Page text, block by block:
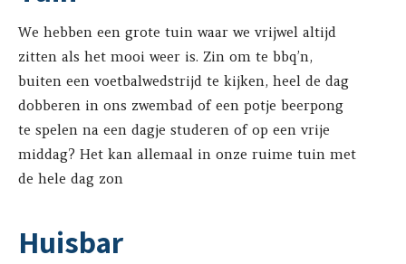
We hebben een grote tuin waar we vrijwel altijd
zitten als het mooi weer is. Zin om te bbq’n,
buiten een voetbalwedstrijd te kijken, heel de dag
dobberen in ons zwembad of een potje beerpong
te spelen na een dagje studeren of op een vrije
middag? Het kan allemaal in onze ruime tuin met
de hele dag zon
Huisbar